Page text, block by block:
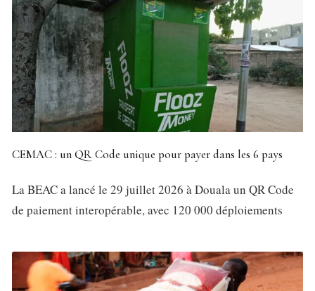
CEMAC : un QR Code unique pour payer dans les 6 pays
La BEAC a lancé le 29 juillet 2026 à Douala un QR Code
de paiement interopérable, avec 120 000 déploiements